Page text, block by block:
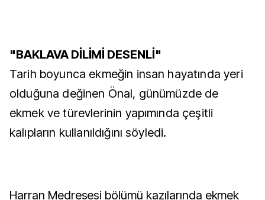
"BAKLAVA DİLİMİ DESENLİ"
Tarih boyunca ekmeğin insan hayatında yeri
olduğuna değinen Önal, günümüzde de
ekmek ve türevlerinin yapımında çeşitli
kalıpların kullanıldığını söyledi.
Harran Medresesi bölümü kazılarında ekmek